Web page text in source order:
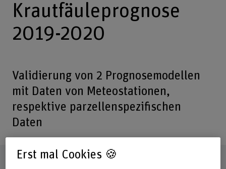
Krautfäuleprognose
2019-2020
Validierung von 2 Prognosemodellen
mit Daten von Meteostationen,
respektive parzellenspezifischen
Daten
Steckbrief
Erst mal Cookies 🍪